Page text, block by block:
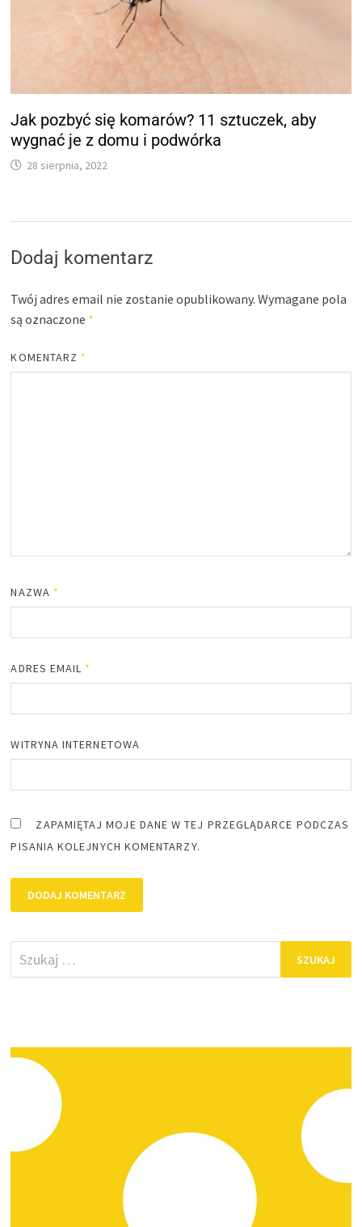
Jak pozbyć się komarów? 11 sztuczek, aby
wygnać je z domu i podwórka
28 sierpnia, 2022
Dodaj komentarz
Twój adres email nie zostanie opublikowany. Wymagane pola
są oznaczone *
KOMENTARZ *
NAZWA *
ADRES EMAIL *
WITRYNA INTERNETOWA
ZAPAMIĘTAJ MOJE DANE W TEJ PRZEGLĄDARCE PODCZAS
PISANIA KOLEJNYCH KOMENTARZY.
Szukaj: